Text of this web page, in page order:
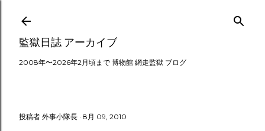
スキップしてメイン コンテンツに移動
監獄日誌 アーカイブ
2008年〜2026年2月頃まで 博物館 網走監獄 ブログ
投稿者 外事小隊長 8月 09, 2010